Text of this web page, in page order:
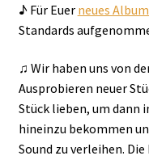
♪ Für Euer neues
Standards
♫ Wir haben uns von
Ausprobieren neuer
Stück lieben, um dann
hineinzu bekommen
Sound zu verleihen.